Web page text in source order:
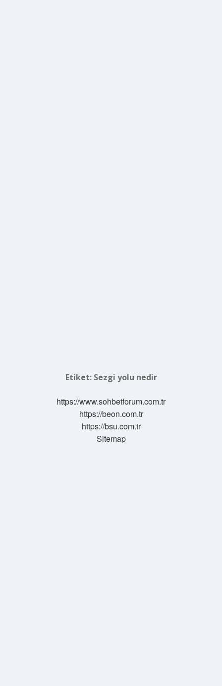
Etiket: Sezgi yolu nedir
https://www.sohbetforum.com.tr
https://beon.com.tr
https://bsu.com.tr
Sitemap